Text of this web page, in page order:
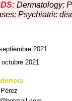
Dermatology;
Psychiatric
2021
octubre 2021